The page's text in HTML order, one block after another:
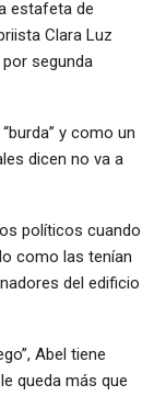
estafeta de
Clara Luz
segunda
y como un
dicen no va a
políticos cuando
como las tenían
del edificio
Abel tiene
queda más que